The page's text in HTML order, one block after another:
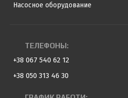
Насосное оборудование
ТЕЛЕФОНЫ:
+38 067 540 62 12
+38 050 313 46 30